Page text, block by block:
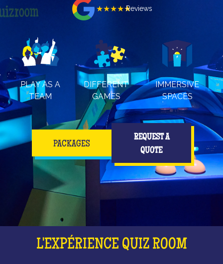
★★★★★Reviews
PLAY AS A
TEAM
DIFFERENT
GAMES
IMMERSIVE
SPACES
PACKAGES
REQUEST A
QUOTE
L'EXPÉRIENCE QUIZ ROOM